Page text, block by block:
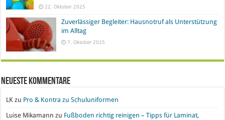
22. Oktober 2025
Zuverlässiger Begleiter: Hausnotruf als Unterstützung
im Alltag
7. Oktober 2025
Neueste Kommentare
LK zu Pro & Kontra zu Schuluniformen
Luise Mikamann zu Fußboden richtig reinigen – Tipps für Laminat,